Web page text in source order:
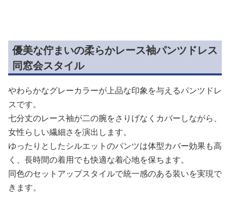
優美な佇まいの柔らかレース袖パンツドレス
同窓会スタイル
やわらかなグレーカラーが上品な印象を与えるパンツドレ
スです。
七分丈のレース袖が二の腕をさりげなくカバーしながら、
女性らしい繊細さを演出します。
ゆったりとしたシルエットのパンツは体型カバー効果も高
く、長時間の着用でも快適な着心地を保ちます。
同色のセットアップスタイルで統一感のある装いを実現で
きます。